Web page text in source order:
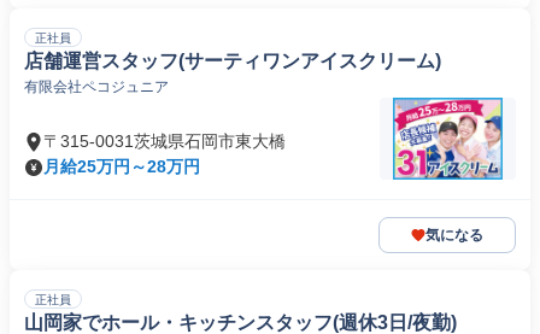
正社員
店舗運営スタッフ(サーティワンアイスクリーム)
有限会社ペコジュニア
〒315-0031茨城県石岡市東大橋
月給25万円～28万円
気になる
正社員
山岡家でホール・キッチンスタッフ(週休3日/夜勤)